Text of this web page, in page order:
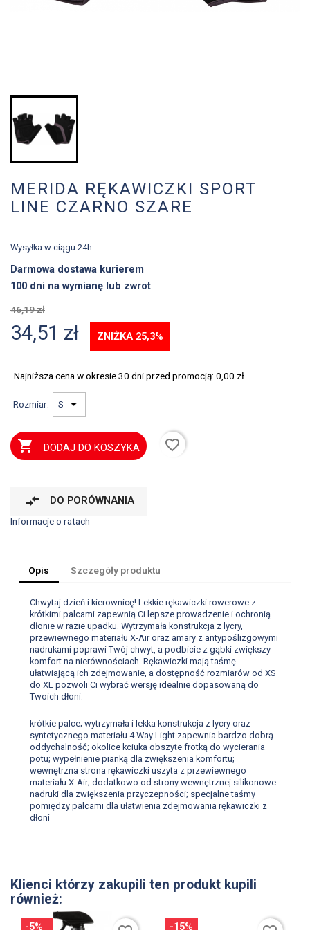
MERIDA RĘKAWICZKI SPORT
LINE CZARNO SZARE
Wysyłka w ciągu 24h
Darmowa dostawa kurierem
100 dni na wymianę lub zwrot
46,19 zł
34,51 zł ZNIŻKA 25,3%
Najniższa cena w okresie 30 dni przed promocją: 0,00 zł
Rozmiar:
 DODAJ DO KOSZYKA favorite_border
compare_arrows DO PORÓWNANIA
Informacje o ratach
Opis Szczegóły produktu
Chwytaj dzień i kierownicę! Lekkie rękawiczki rowerowe z
krótkimi palcami zapewnią Ci lepsze prowadzenie i ochronią
dłonie w razie upadku. Wytrzymała konstrukcja z lycry,
przewiewnego materiału X-Air oraz amary z antypoślizgowymi
nadrukami poprawi Twój chwyt, a podbicie z gąbki zwiększy
komfort na nierównościach. Rękawiczki mają taśmę
ułatwiającą ich zdejmowanie, a dostępność rozmiarów od XS
do XL pozwoli Ci wybrać wersję idealnie dopasowaną do
Twoich dłoni.
krótkie palce; wytrzymała i lekka konstrukcja z lycry oraz
syntetycznego materiału 4 Way Light zapewnia bardzo dobrą
oddychalność; okolice kciuka obszyte frotką do wycierania
potu; wypełnienie pianką dla zwiększenia komfortu;
wewnętrzna strona rękawiczki uszyta z przewiewnego
materiału X-Air; dodatkowo od strony wewnętrznej silikonowe
nadruki dla zwiększenia przyczepności; specjalne taśmy
pomiędzy palcami dla ułatwienia zdejmowania rękawiczki z
dłoni
Klienci którzy zakupili ten produkt kupili
również:
-5% -15%